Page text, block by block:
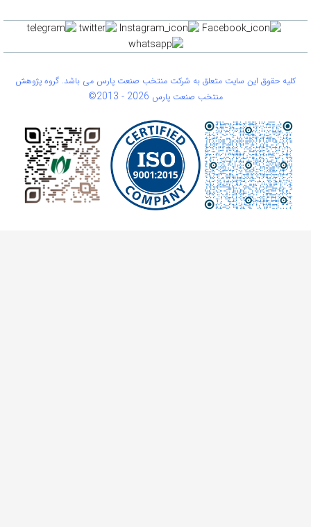
حقوق این سایت متعلق به شرکت منتخب صنعت پارس می باشد. گروه پژوهش
منتخب صنعت پارس
©2013 -2026